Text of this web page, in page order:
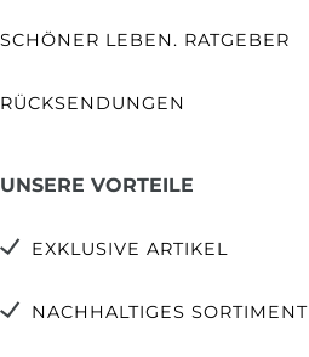
SCHÖNER LEBEN. RATGEBER
RÜCKSENDUNGEN
UNSERE VORTEILE
EXKLUSIVE ARTIKEL
NACHHALTIGES SORTIMENT